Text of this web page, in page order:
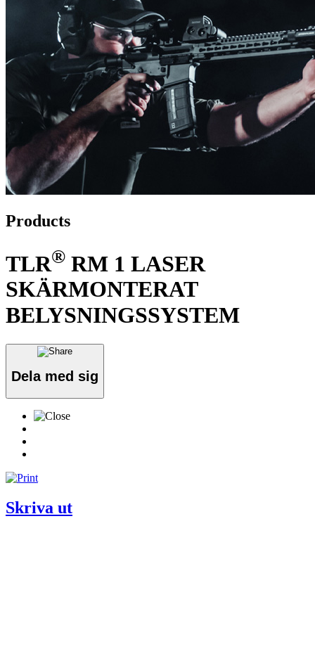
Products
TLR® RM 1 LASER
SKÄRMONTERAT
BELYSNINGSSYSTEM
Dela med sig
Skriva ut